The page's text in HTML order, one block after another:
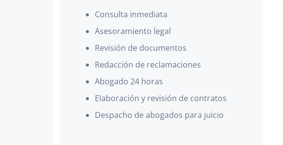
Consulta inmediata
Asesoramiento legal
Revisión de documentos
Redacción de reclamaciones
Abogado 24 horas
Elaboración y revisión de contratos
Despacho de abogados para juicio